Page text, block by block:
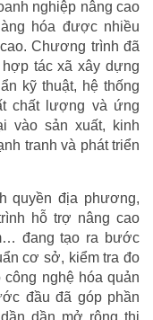
nghiệp nâng cao
hóa được nhiều
Chương trình đã
tác xã xây dựng
kỹ thuật, hệ thống
chất lượng và ứng
vào sản xuất, kinh
tranh và phát triển
quyền địa phương,
hỗ trợ nâng cao
đang tạo ra bước
cơ sở, kiểm tra đo
nghệ hóa quản
đầu đã góp phần